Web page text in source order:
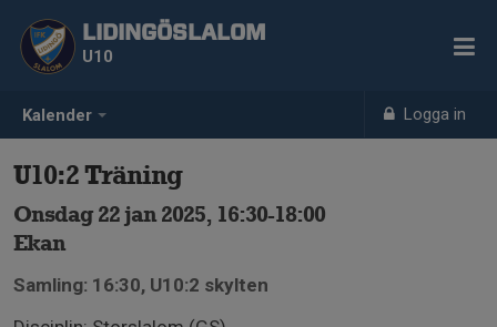
Kalender Logga in
LIDINGÖSLALOM
U10
U10:2 Träning
Onsdag 22 jan 2025, 16:30-18:00
Ekan
Samling: 16:30, U10:2 skylten